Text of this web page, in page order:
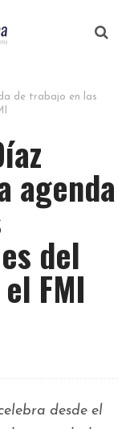
de trabajo en las
agenda
del
FMI
desde el